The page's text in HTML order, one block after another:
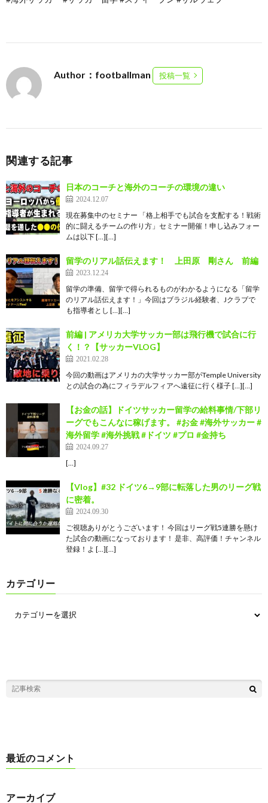
Author：footballman 投稿一覧
関連する記事
日本のコーチと海外のコーチの環境の違い
2024.12.07
現在募集中のセミナー 「格上相手でも試合を支配する！戦術
的に闘えるチームの作り方」セミナー開催！申し込みフォー
ムは以下 […][…]
留学のリアル話伝えます！ 上田原 剛さん 前編
2023.12.24
留学の準備、留学で得られるものがわかるようになる「留学
のリアル話伝えます！」今回はブラジル経験者、Jクラブで
も指導者とし […][…]
前編 | アメリカ大学サッカー部は飛行機で試合に行
く！？【サッカーVLOG】
2021.02.28
今回の動画はアメリカの大学サッカー部がTemple University
との試合の為にフィラデルフィアへ遠征に行く様子 […][…]
【お金の話】ドイツサッカー留学の給料事情/下部リ
ーグでもこんなに稼げます。 #お金 #海外サッカー #
海外留学 #海外挑戦 #ドイツ #プロ #金持ち
2024.09.27
[…]
【Vlog】#32 ドイツ6→9部に転落した男のリーグ戦
に密着。
2024.09.30
ご視聴ありがとうございます！ 今回はリーグ戦5連勝を懸け
た試合の動画になっております！ 是非、高評価！チャンネル
登録！よ […][…]
カテゴリー
最近のコメント
アーカイブ